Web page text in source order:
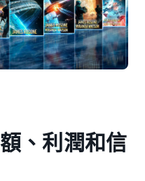
、利潤和信